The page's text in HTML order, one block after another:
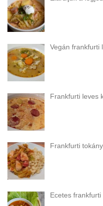
Vegán frankfurti
Frankfurti leves
Frankfurti tokány
Ecetes